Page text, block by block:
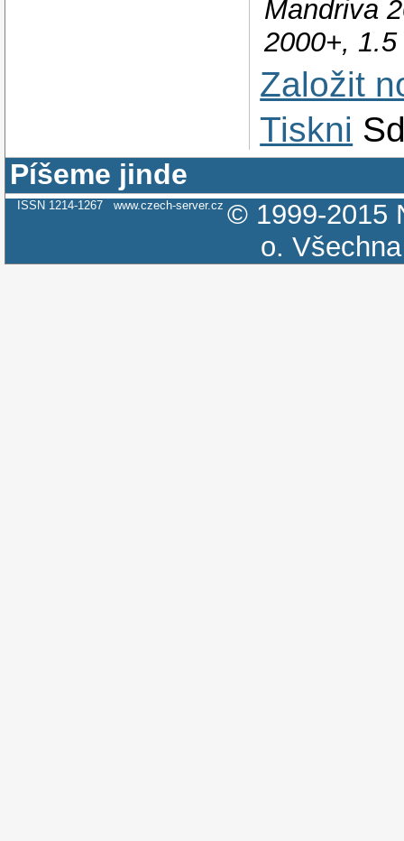
Mandriva
2000+,
Založit
Tiskni
Píšeme jinde
ISSN 1214-1267 www.czech-server.cz © 1999-2015
o.